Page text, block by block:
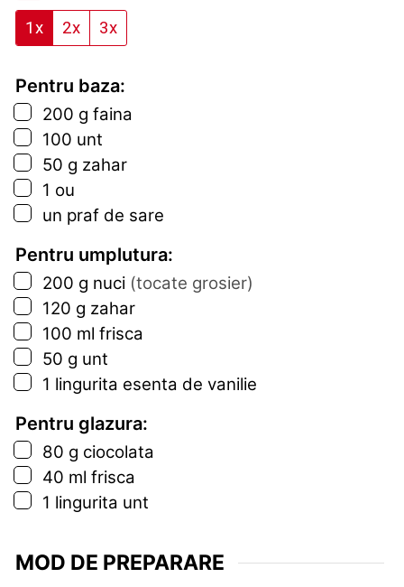
1x 2x 3x
Pentru baza:
▢
200 g faina
▢
100 unt
▢
50 g zahar
▢
1 ou
▢
un praf de sare
Pentru umplutura:
▢
200 g nuci (tocate grosier)
▢
120 g zahar
▢
100 ml frisca
▢
50 g unt
▢
1 lingurita esenta de vanilie
Pentru glazura:
▢
80 g ciocolata
▢
40 ml frisca
▢
1 lingurita unt
MOD DE PREPARARE